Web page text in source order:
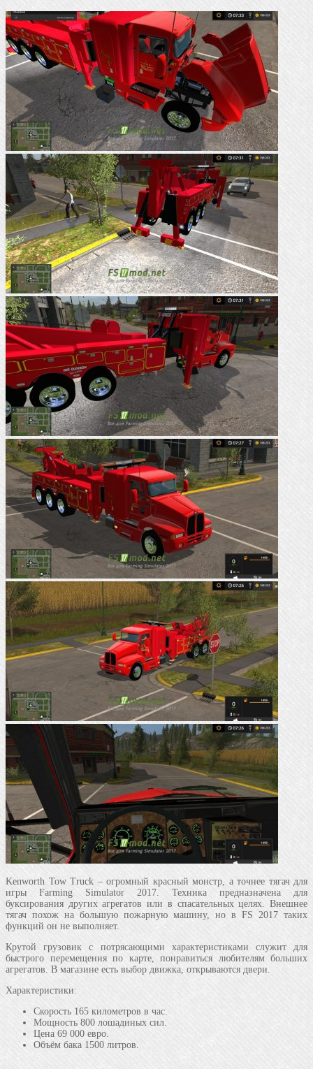
Kenworth Tow Truck – огромный красный монстр, а точнее тягач для
игры Farming Simulator 2017. Техника предназначена для
буксирования других агрегатов или в спасательных целях. Внешнее
тягач похож на большую пожарную машину, но в FS 2017 таких
функций он не выполняет.
Крутой грузовик с потрясающими характеристиками служит для
быстрого перемещения по карте, понравиться любителям больших
агрегатов. В магазине есть выбор движка, открываются двери.
Характеристики:
Скорость 165 километров в час.
Мощность 800 лошадиных сил.
Цена 69 000 евро.
Объём бака 1500 литров.